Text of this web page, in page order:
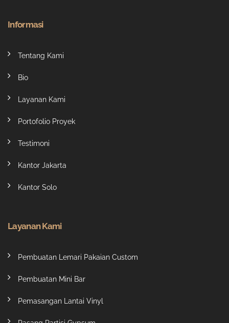
Informasi
Tentang Kami
Bio
Layanan Kami
Portofolio Proyek
Testimoni
Kantor Jakarta
Kantor Solo
Layanan Kami
Pembuatan Lemari Pakaian Custom
Pembuatan Mini Bar
Pemasangan Lantai Vinyl